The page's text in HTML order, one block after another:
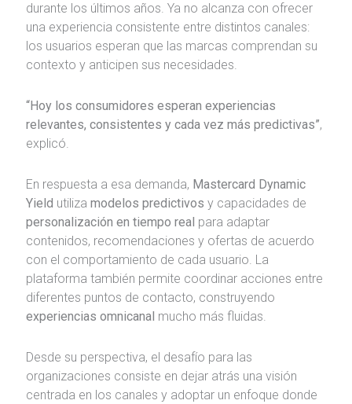
durante los últimos años. Ya no alcanza con ofrecer
una experiencia consistente entre distintos canales:
los usuarios esperan que las marcas comprendan su
contexto y anticipen sus necesidades.
“Hoy los consumidores esperan experiencias
relevantes, consistentes y cada vez más predictivas”,
explicó.
En respuesta a esa demanda, Mastercard Dynamic
Yield utiliza modelos predictivos y capacidades de
personalización en tiempo real para adaptar
contenidos, recomendaciones y ofertas de acuerdo
con el comportamiento de cada usuario. La
plataforma también permite coordinar acciones entre
diferentes puntos de contacto, construyendo
experiencias omnicanal mucho más fluidas.
Desde su perspectiva, el desafío para las
organizaciones consiste en dejar atrás una visión
centrada en los canales y adoptar un enfoque donde